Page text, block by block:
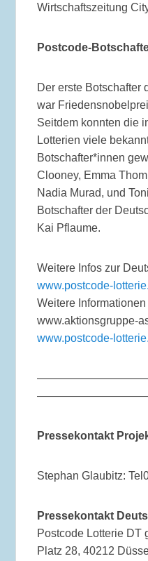
Wirtschaftszeitung
Postcode-
Der erste Botschafter
war
Seitdem konnten die
Lotterien viele
Botschafter*innen
Clooney, Emma
Nadia Murad, und
Botschafter der
Kai Pflaume.
Weitere Infos zur
www.postcode-
Weitere
www.aktionsgruppe-
www.postcode-
Pressekontakt
Stephan Glaubitz:
Pressekontakt
Postcode Lotterie DT
Platz 28, 40212